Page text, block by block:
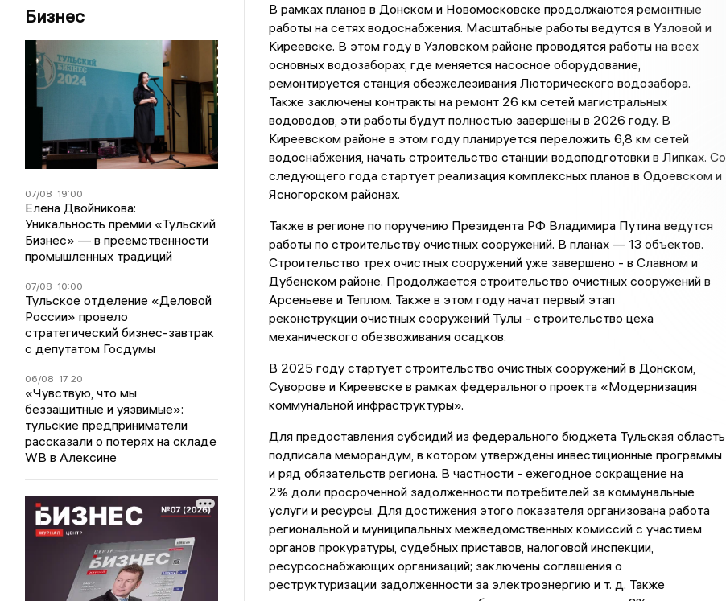
Бизнес
07/08 19:00
Елена Двойникова:
Уникальность премии «Тульский
Бизнес» — в преемственности
промышленных традиций
07/08 10:00
Тульское отделение «Деловой
России» провело
стратегический бизнес-завтрак
с депутатом Госдумы
06/08 17:20
«Чувствую, что мы
беззащитные и уязвимые»:
тульские предприниматели
рассказали о потерях на складе
WB в Алексине
В рамках планов в Донском и Новомосковске продолжаются ремонтные
работы на сетях водоснабжения. Масштабные работы ведутся в Узловой и
Киреевске. В этом году в Узловском районе проводятся работы на всех
основных водозаборах, где меняется насосное оборудование,
ремонтируется станция обезжелезивания Люторического водозабора.
Также заключены контракты на ремонт 26 км сетей магистральных
водоводов, эти работы будут полностью завершены в 2026 году. В
Киреевском районе в этом году планируется переложить 6,8 км сетей
водоснабжения, начать строительство станции водоподготовки в Липках. Со
следующего года стартует реализация комплексных планов в Одоевском и
Ясногорском районах.
Также в регионе по поручению Президента РФ Владимира Путина ведутся
работы по строительству очистных сооружений. В планах — 13 объектов.
Строительство трех очистных сооружений уже завершено - в Славном и
Дубенском районе. Продолжается строительство очистных сооружений в
Арсеньеве и Теплом. Также в этом году начат первый этап
реконструкции очистных сооружений Тулы - строительство цеха
механического обезвоживания осадков.
В 2025 году стартует строительство очистных сооружений в Донском,
Суворове и Киреевске в рамках федерального проекта «Модернизация
коммунальной инфраструктуры».
Для предоставления субсидий из федерального бюджета Тульская область
подписала меморандум, в котором утверждены инвестиционные программы
и ряд обязательств региона. В частности - ежегодное сокращение на
2% доли просроченной задолженности потребителей за коммунальные
услуги и ресурсы. Для достижения этого показателя организована работа
региональной и муниципальных межведомственных комиссий с участием
органов прокуратуры, судебных приставов, налоговой инспекции,
ресурсоснабжающих организаций; заключены соглашения о
реструктуризации задолженности за электроэнергию и т. д. Также